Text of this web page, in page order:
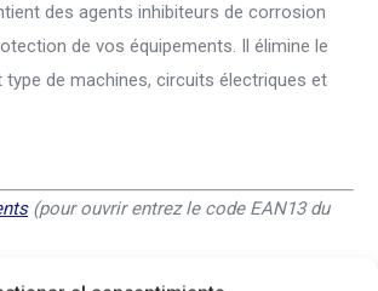
des agents inhibiteurs de corrosion
de vos équipements. Il élimine le
de machines, circuits électriques et
(pour ouvrir entrez le code EAN13 du